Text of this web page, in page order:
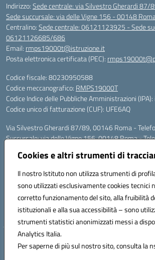
Cookies e altri strumenti di
Il nostro Istituto non utilizza strumenti di
sono utilizzati esclusivamente cookies tecnici
corretto funzionamento del sito, alla fruibilità
istituzionali e alla sua accessibilità – sono
strumenti statistici anonimizzati messi a
Analytics Italia.
Per saperne di più sul nostro sito, consulta la
Indirizzo:Sede centrale: via Silvestro Gherardi 87/
Sede succursale: via delle Vigne 156 - 00148
Centralino:Sede centrale: 06121123925 - Sede
06121126685/686
Email: rmps19000t@istruzione.it
Posta elettronica certificata (PEC):
Codice fiscale: 80230950588
Codice meccanografico: RMPS19000T
Codice Indice delle Pubbliche Amministrazioni
Codice unico di fatturazione (CUF): UFE6AQ
Via Silvestro Gherardi 87/89, 00146 Roma -
Succursale: via delle Vigne 156, 00148 Roma -
Mail: rmps19000t@istruzione.it - PEC:
Per contatti con il Dirigente Scolastico, utilizzare
Codice univoco ufficio: UFE6AQ
Codice meccanografico: RMPS19000T
Codice fiscale: 80230950588
Hosting & Powered by 3D
Concept & Design by